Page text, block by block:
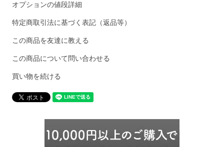
オプションの値段詳細
特定商取引法に基づく表記（返品等）
この商品を友達に教える
この商品について問い合わせる
買い物を続ける